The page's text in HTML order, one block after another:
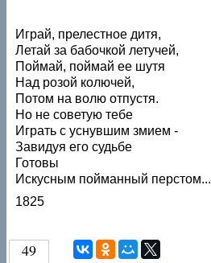
Играй, прелестное дитя,
Летай за бабочкой летучей,
Поймай, поймай ее шутя
Над розой колючей,
Потом на волю отпустя.
Но не советую тебе
Играть с уснувшим змием -
Завидуя его судьбе
Готовы
Искусным пойманный перстом...
1825
49